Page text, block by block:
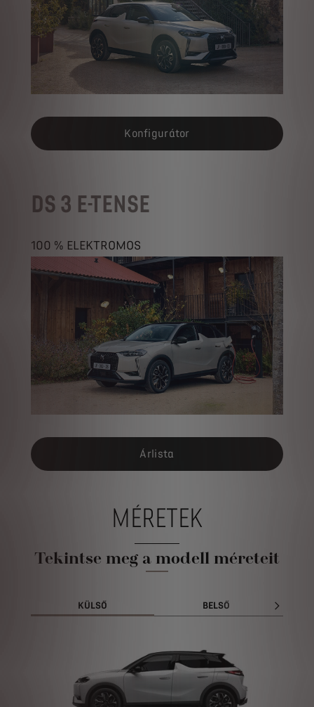
Konfigurátor
DS 3 E-TENSE
100 % ELEKTROMOS
Árlista
MÉRETEK
Tekintse meg a modell méreteit
KÜLSŐ BELSŐ